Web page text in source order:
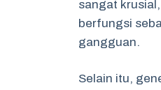
sangat
berfungsi
gangguan.
Selain itu,